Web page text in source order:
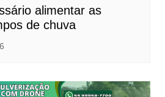
alimentar as
de chuva